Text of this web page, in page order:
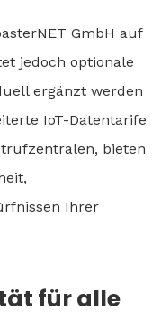
GmbH auf
jedoch optionale
ergänzt werden
IoT-Datentarife
bieten
Ihrer
für alle